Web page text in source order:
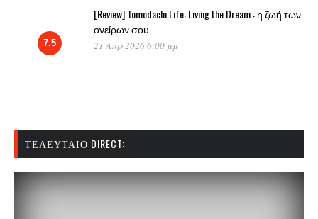
7.5
[Review] Tomodachi Life: Living the Dream : η ζωή των
ονείρων σου
21 Απρ 2026 6:00 μμ
ΤΕΛΕΥΤΑΊΟ DIRECT: